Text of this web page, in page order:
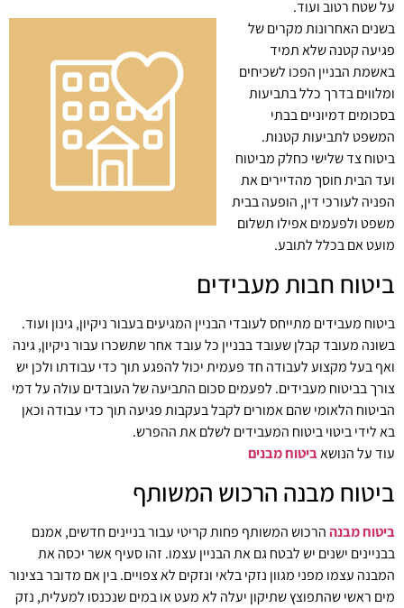
על שטח רטוב ועוד.
בשנים האחרונות מקרים של
פגיעה קטנה שלא תמיד
באשמת הבניין הפכו לשכיחים
ומלווים בדרך כלל בתביעות
בסכומים דמיוניים בבתי
המשפט לתביעות קטנות.
ביטוח צד שלישי כחלק מביטוח
ועד הבית חוסך מהדיירים את
הפניה לעורכי דין, הופעה בבית
משפט ולפעמים אפילו תשלום
מועט אם בכלל לתובע.
ביטוח חבות מעבידים
ביטוח מעבידים מתייחס לעובדי הבניין המגיעים בעבור ניקיון, גינון ועוד.
בשונה מעובד קבלן שעובד בבניין כל עובד אחר שתשכרו עבור ניקיון, גינה
ואף בעל מקצוע לעבודה חד פעמית יכול להפגע תוך כדי עבודתו ולכן יש
צורך בביטוח מעבידים. לפעמים סכום התביעה של העובדים עולה על דמי
הביטוח הלאומי שהם אמורים לקבל בעקבות פגיעה תוך כדי עבודה וכאן
בא לידי ביטוי ביטוח המעבידים לשלם את ההפרש.
עוד על הנושאביטוח מבנים
ביטוח מבנה הרכוש המשותף
ביטוח מבנההרכוש המשותף פחות קריטי עבור בניינים חדשים, אמנם
בבניינים ישנים יש לבטח גם את הבניין עצמו. זהוסעיף אשר יכסה את
המבנה עצמו מפני מגוון נזקי בלאי ונזקים לא צפויים.בין אם מדובר בצינור
מים ראשי שהתפוצץ שתיקון יעלה לא מעט או במים שנכנסו למעלית, נזק